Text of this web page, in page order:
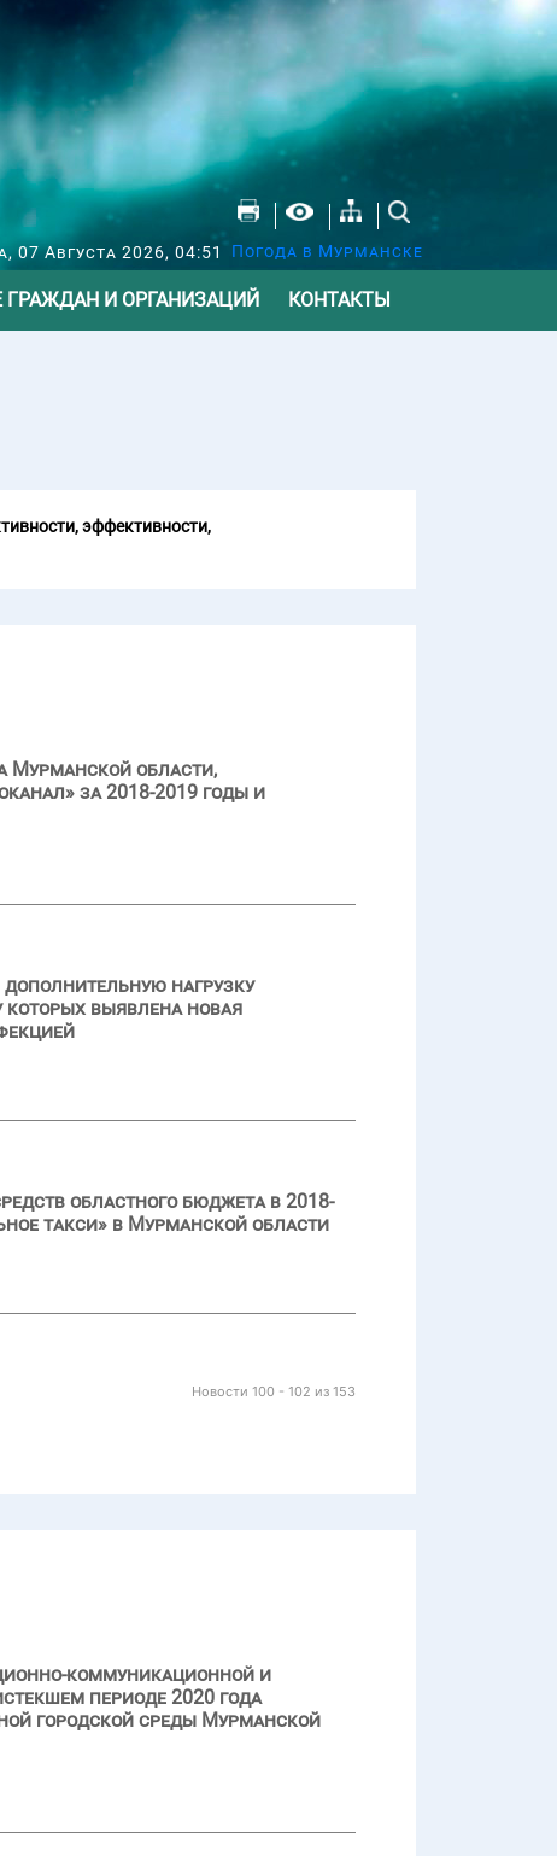
07 Августа 2026, 04:51 Погода в Мурманске
ГРАЖДАН И ОРГАНИЗАЦИЙ КОНТАКТЫ
эффективности,
Мурманской области,
за 2018-2019 годы и
нагрузку
выявлена новая
областного бюджета в 2018-
такси» в Мурманской области
Новости 100 - 102 из 153
коммуникационной и
периоде 2020 года
городской среды Мурманской